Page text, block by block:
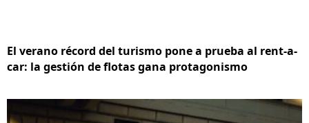
El verano récord del turismo pone a prueba al rent-a-
car: la gestión de flotas gana protagonismo